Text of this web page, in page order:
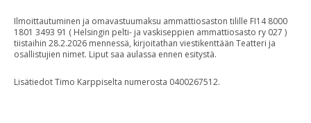
Ilmoittautuminen ja omavastuumaksu ammattiosaston tilille FI14 8000
1801 3493 91 ( Helsingin pelti- ja vaskiseppien ammattiosasto ry 027 )
tiistaihin 28.2.2026 mennessä, kirjoitathan viestikenttään Teatteri ja
osallistujien nimet. Liput saa aulassa ennen esitystä.
Lisätiedot Timo Karppiselta numerosta 0400267512.